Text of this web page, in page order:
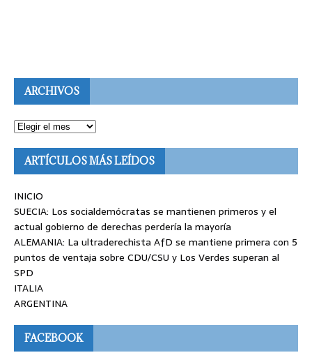
ARCHIVOS
ARTÍCULOS MÁS LEÍDOS
INICIO
SUECIA: Los socialdemócratas se mantienen primeros y el
actual gobierno de derechas perdería la mayoría
ALEMANIA: La ultraderechista AfD se mantiene primera con 5
puntos de ventaja sobre CDU/CSU y Los Verdes superan al
SPD
ITALIA
ARGENTINA
FACEBOOK